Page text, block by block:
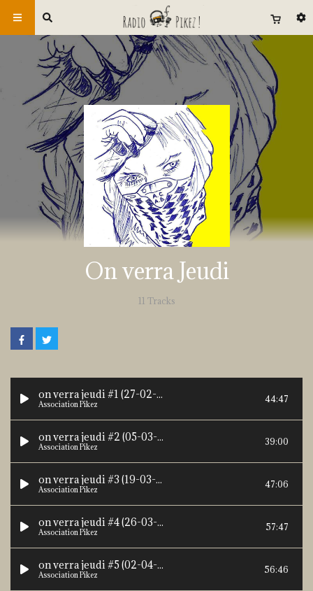
On verra Jeudi
11 Tracks
44:47
on verra jeudi #1 (27-02-2020)
Association Pikez
39:00
on verra jeudi #2 (05-03-2020)
Association Pikez
47:06
on verra jeudi #3 (19-03-2020)
Association Pikez
57:47
on verra jeudi #4 (26-03-2020)
Association Pikez
56:46
on verra jeudi #5 (02-04-2020)
Association Pikez